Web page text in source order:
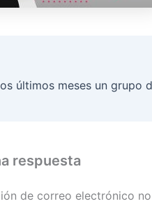
respuesta
de correo electrónico